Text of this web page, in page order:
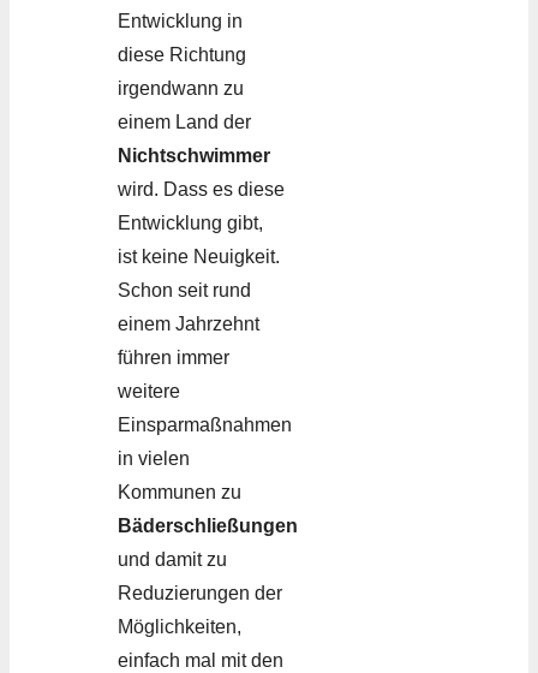
Entwicklung in
diese Richtung
irgendwann zu
einem Land der
Nichtschwimmer
wird. Dass es diese
Entwicklung gibt,
ist keine Neuigkeit.
Schon seit rund
einem Jahrzehnt
führen immer
weitere
Einsparmaßnahmen
in vielen
Kommunen zu
Bäderschließungen
und damit zu
Reduzierungen der
Möglichkeiten,
einfach mal mit den